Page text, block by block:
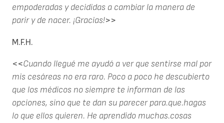
empoderadas y decididas a cambiar la manera de
parir y de nacer. ¡Gracias!>>
M.F.H.
<<Cuando llegué me ayudó a ver que sentirse mal por
mis cesáreas no era raro. Poco a poco he descubierto
que los médicos no siempre te informan de las
opciones, sino que te dan su parecer para.que.hagas
lo que ellos quieren. He aprendido muchas.cosas